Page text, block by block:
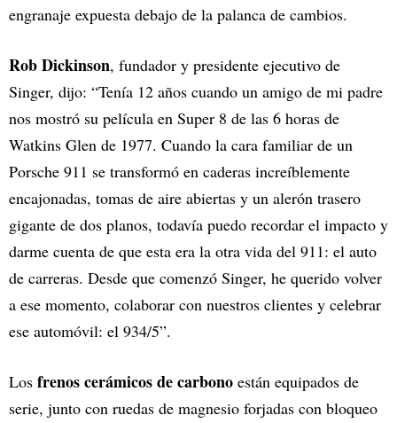
engranaje expuesta debajo de la palanca de cambios.
Rob Dickinson, fundador y presidente ejecutivo de
Singer, dijo: “Tenía 12 años cuando un amigo de mi padre
nos mostró su película en Super 8 de las 6 horas de
Watkins Glen de 1977. Cuando la cara familiar de un
Porsche 911 se transformó en caderas increíblemente
encajonadas, tomas de aire abiertas y un alerón trasero
gigante de dos planos, todavía puedo recordar el impacto y
darme cuenta de que esta era la otra vida del 911: el auto
de carreras. Desde que comenzó Singer, he querido volver
a ese momento, colaborar con nuestros clientes y celebrar
ese automóvil: el 934/5”.
Los frenos cerámicos de carbono están equipados de
serie, junto con ruedas de magnesio forjadas con bloqueo